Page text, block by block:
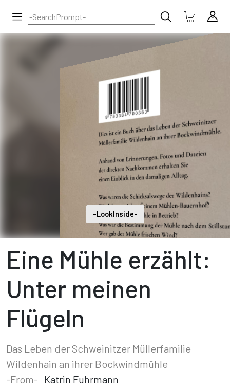
-LookInside-
Eine Mühle erzählt:
Unter meinen
Flügeln
Das Leben der Schweinitzer Müllerfamilie
Wildenhain an ihrer Bockwindmühle
-From- Katrin Fuhrmann